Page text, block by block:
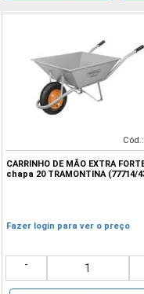
Cód.:
CARRINHO DE MÃO EXTRA
chapa 20 TRAMONTINA (77714/
Fazer login para ver o preço
-